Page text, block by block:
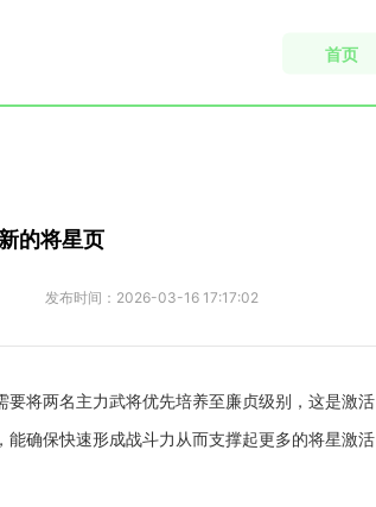
首页
的将星页
发布时间： 2026-03-16 17:17:02
将两名主力武将优先培养至廉贞级别，这是激活
确保快速形成战斗力从而支撑起更多的将星激活